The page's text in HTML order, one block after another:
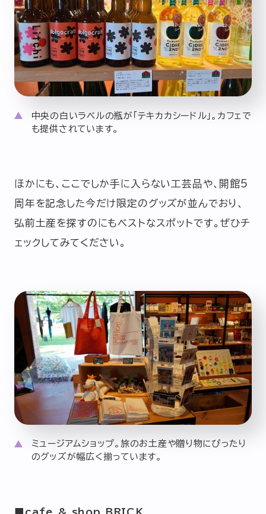
中央の白いラベルの瓶が「テキカカシードル」。カフェで
も提供されています。
ほかにも、ここでしか手に入らない工芸品や、開館5
周年を記念した今だけ限定のグッズが並んでおり、
弘前土産を探すのにもベストなスポットです。ぜひチ
ェックしてみてください。
ミュージアムショップ。旅のお土産や贈り物にぴったり
のグッズが幅広く揃っています。
■cafe & shop BRICK